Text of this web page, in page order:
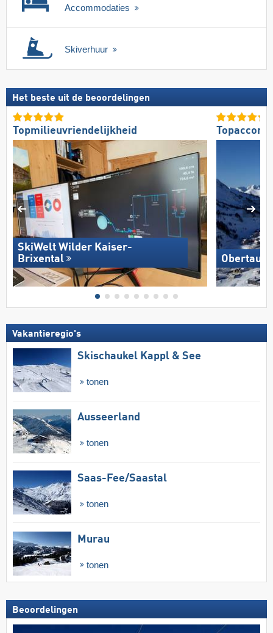
Accommodaties
Skiverhuur
Het beste uit de beoordelingen
Topmilieuvriendelijkheid
SkiWelt Wilder Kaiser-
Brixental
Vakantieregio's
Skischaukel Kappl & See
tonen
Ausseerland
tonen
Saas-Fee/​Saastal
tonen
Murau
tonen
Beoordelingen